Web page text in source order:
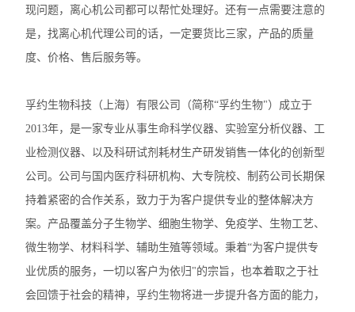
艾本德MiniSpin离心机
赛默飞ST1R冷冻离心机
混匀仪热盖
赛默飞ST8R冷冻离心机
赛默飞Pico21微量离心机
现问题，离心机公司都可以帮忙处理好。还有一点需要注意的
是，找离心机代理公司的话，一定要货比三家，产品的质量
度、价格、售后服务等。
孚约生物科技（上海）有限公司（简称“孚约生物"）成立于
2013年，是一家专业从事生命科学仪器、实验室分析仪器、工
业检测仪器、以及科研试剂耗材生产研发销售一体化的创新型
公司。公司与国内医疗科研机构、大专院校、制药公司长期保
持着紧密的合作关系，致力于为客户提供专业的整体解决方
案。产品覆盖分子生物学、细胞生物学、免疫学、生物工艺、
微生物学、材料科学、辅助生殖等领域。秉着“为客户提供专
业优质的服务，一切以客户为依归"的宗旨，也本着取之于社
会回馈于社会的精神，孚约生物将进一步提升各方面的能力，